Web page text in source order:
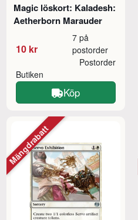
Magic löskort: Kaladesh:
Aetherborn Marauder
10 kr
7 på
postorder
Butiken
Postorder
Köp
Mängdrabatt